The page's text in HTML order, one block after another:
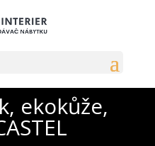
ekokůže,